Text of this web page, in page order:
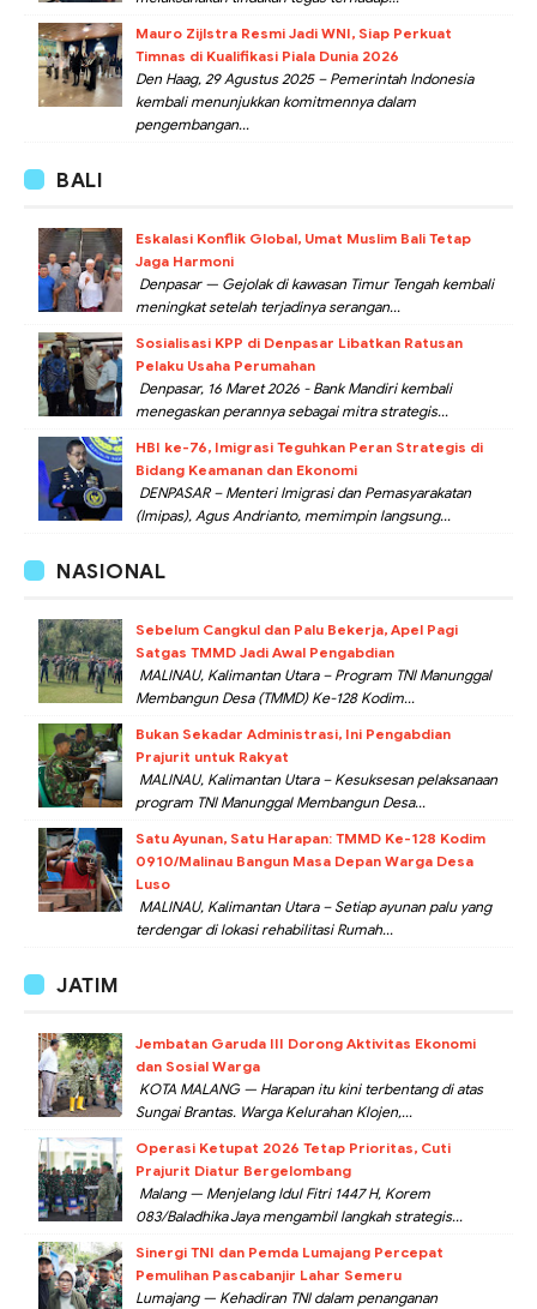
Mauro Zijlstra Resmi Jadi WNI, Siap Perkuat
Timnas di Kualifikasi Piala Dunia 2026
Den Haag, 29 Agustus 2025 – Pemerintah Indonesia
kembali menunjukkan komitmennya dalam
pengembangan...
BALI
Eskalasi Konflik Global, Umat Muslim Bali Tetap
Jaga Harmoni
Denpasar — Gejolak di kawasan Timur Tengah kembali
meningkat setelah terjadinya serangan...
Sosialisasi KPP di Denpasar Libatkan Ratusan
Pelaku Usaha Perumahan
Denpasar, 16 Maret 2026 - Bank Mandiri kembali
menegaskan perannya sebagai mitra strategis...
HBI ke-76, Imigrasi Teguhkan Peran Strategis di
Bidang Keamanan dan Ekonomi
DENPASAR – Menteri Imigrasi dan Pemasyarakatan
(Imipas), Agus Andrianto, memimpin langsung...
NASIONAL
Sebelum Cangkul dan Palu Bekerja, Apel Pagi
Satgas TMMD Jadi Awal Pengabdian
MALINAU, Kalimantan Utara – Program TNI Manunggal
Membangun Desa (TMMD) Ke-128 Kodim...
Bukan Sekadar Administrasi, Ini Pengabdian
Prajurit untuk Rakyat
MALINAU, Kalimantan Utara – Kesuksesan pelaksanaan
program TNI Manunggal Membangun Desa...
Satu Ayunan, Satu Harapan: TMMD Ke-128 Kodim
0910/Malinau Bangun Masa Depan Warga Desa
Luso
MALINAU, Kalimantan Utara – Setiap ayunan palu yang
terdengar di lokasi rehabilitasi Rumah...
JATIM
Jembatan Garuda III Dorong Aktivitas Ekonomi
dan Sosial Warga
KOTA MALANG — Harapan itu kini terbentang di atas
Sungai Brantas. Warga Kelurahan Klojen,...
Operasi Ketupat 2026 Tetap Prioritas, Cuti
Prajurit Diatur Bergelombang
Malang — Menjelang Idul Fitri 1447 H, Korem
083/Baladhika Jaya mengambil langkah strategis...
Sinergi TNI dan Pemda Lumajang Percepat
Pemulihan Pascabanjir Lahar Semeru
Lumajang — Kehadiran TNI dalam penanganan